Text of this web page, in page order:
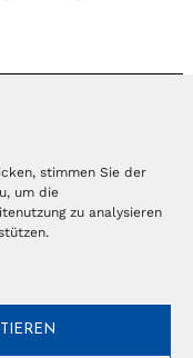
stimmen Sie der
um die
zu analysieren